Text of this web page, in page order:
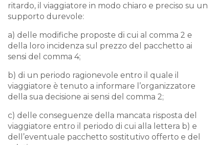
ritardo, il viaggiatore in modo chiaro e preciso su un
supporto durevole:
a) delle modifiche proposte di cui al comma 2 e
della loro incidenza sul prezzo del pacchetto ai
sensi del comma 4;
b) di un periodo ragionevole entro il quale il
viaggiatore è tenuto a informare l’organizzatore
della sua decisione ai sensi del comma 2;
c) delle conseguenze della mancata risposta del
viaggiatore entro il periodo di cui alla lettera b) e
dell’eventuale pacchetto sostitutivo offerto e del